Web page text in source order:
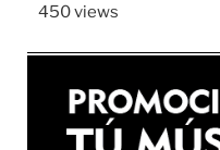
450 views